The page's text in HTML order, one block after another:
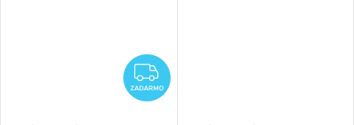
ZADARMO
ZADARMO